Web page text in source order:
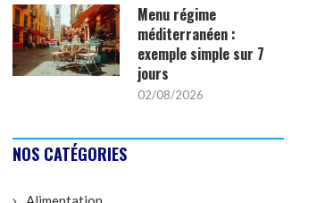
Menu régime
méditerranéen :
exemple simple sur 7
jours
02/08/2026
NOS CATÉGORIES